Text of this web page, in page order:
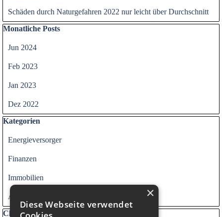
Schäden durch Naturgefahren 2022 nur leicht über Durchschnitt
Block überspringen Monatliche Posts
Monatliche Posts
Jun 2024
Feb 2023
Jan 2023
Dez 2022
Block überspringen Kategorien
Kategorien
Energieversorger
Finanzen
Immobilien
Alle Kategorien
Block überspringen Clouds
Clouds
×
Diese Webseite verwendet